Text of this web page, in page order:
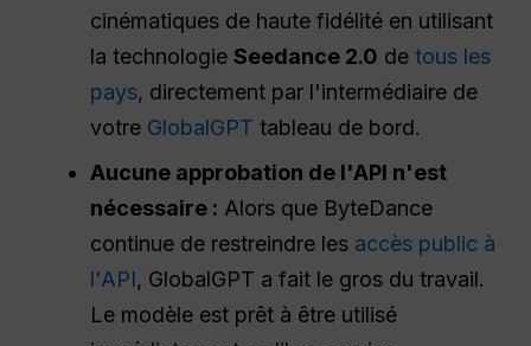
cinématiques de haute fidélité en utilisant
la technologieSeedance 2.0 detous les
pays, directement par l'intermédiaire de
votre GlobalGPT tableau de bord.
Aucune approbation de l'API n'est
nécessaire : Alors que ByteDance
continue de restreindre les accès public à
l'API, GlobalGPT a fait le gros du travail.
Le modèle est prêt à être utilisé